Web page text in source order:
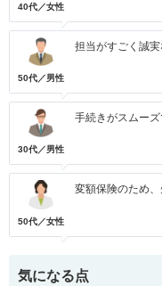
40代／女性
50代／男性
担当がすごく誠実
30代／男性
手続きがスムーズ
50代／女性
変額保険のため、
気になる点